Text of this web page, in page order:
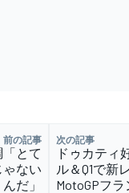
前の記事
「とて
ない
んだ」
次の記事
ドゥカテ
ル＆Q1で新
MotoGPフ